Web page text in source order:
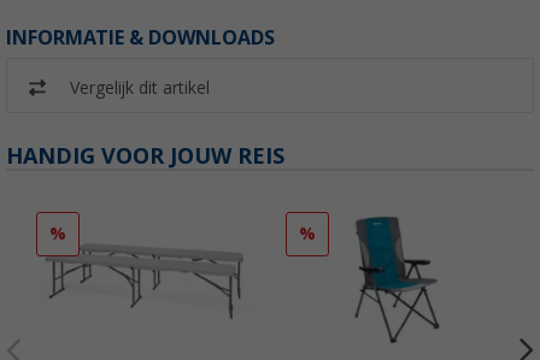
INFORMATIE & DOWNLOADS
Vergelijk dit artikel
HANDIG VOOR JOUW REIS
% %